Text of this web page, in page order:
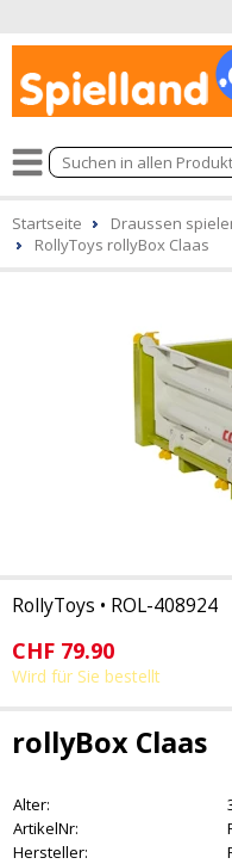
Startseite Draussen
RollyToys rollyBox Claas
RollyToys • ROL-408924
CHF 79.90
Wird für Sie bestellt
rollyBox Claas
Alter:
ArtikelNr:
Hersteller: